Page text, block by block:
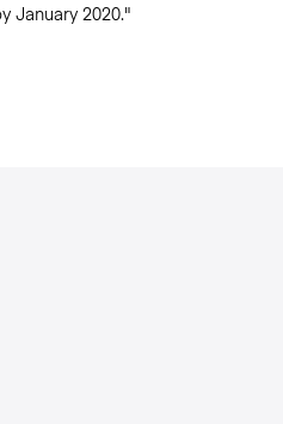
January 2020."